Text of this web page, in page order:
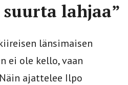
lahjaa”
länsimaisen
ei ole kello, vaan
ajattelee Ilpo